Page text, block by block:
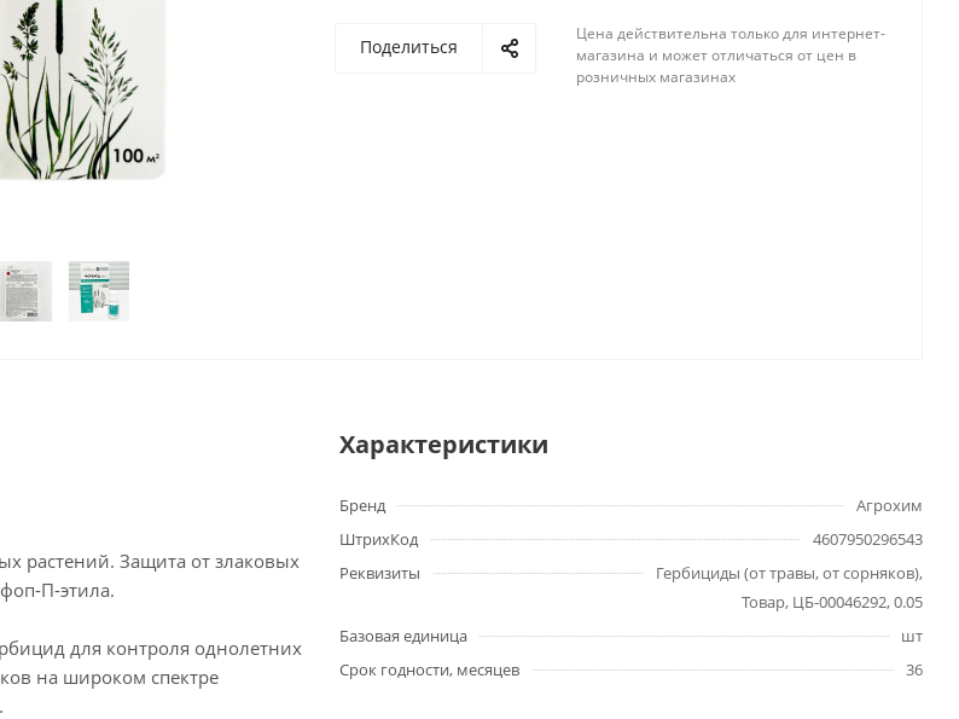
Поделиться
Цена действительна только для интернет-
магазина и может отличаться от цен в
розничных магазинах
растений. Защита от злаковых
П-этила.
для контроля однолетних
на широком спектре
Характеристики
Бренд
Агрохим
ШтрихКод
4607950296543
Реквизиты
Гербициды (от травы, от сорняков),
Товар, ЦБ-00046292, 0.05
Базовая единица
шт
Срок годности, месяцев
36